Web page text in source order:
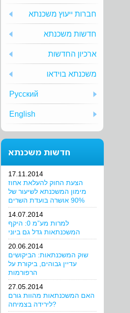
חברות ייעוץ משכנתא
חדשות משכנתא
ארכיון החדשות
משכנתא בוידאו
Русский
English
חדשות משכנתא
17.11.2014
הצעת החוק להעלאת אחוז
מימון המשכנתא לשיעור של
90% אושרה בועדת השרים
14.07.2014
למרות מע”מ 0: היקף
המשכנתאות גדל גם ביוני
20.06.2014
שוק המשכנתאות: הביקושים
עדיין גבוהים, ביקורת על
הרפורמות
27.05.2014
האם המשכנתאות מהוות גורם
לירידה בצמיחה?